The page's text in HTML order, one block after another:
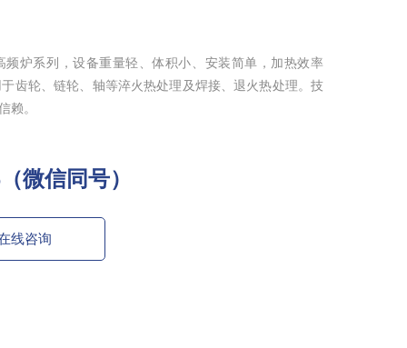
炉系列，设备重量轻、体积小、安装简单，加热效率
齿轮、链轮、轴等淬火热处理及焊接、退火热处理。技
赖。
微信同号）
线咨询